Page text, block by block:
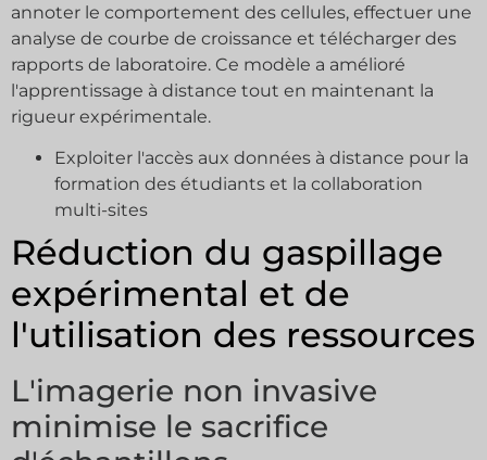
annoter le comportement des cellules, effectuer une
analyse de courbe de croissance et télécharger des
rapports de laboratoire. Ce modèle a amélioré
l'apprentissage à distance tout en maintenant la
rigueur expérimentale.
Exploiter l'accès aux données à distance pour la
formation des étudiants et la collaboration
multi-sites
Réduction du gaspillage
expérimental et de
l'utilisation des ressources
L'imagerie non invasive
minimise le sacrifice